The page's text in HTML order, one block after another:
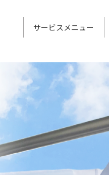
サービスメニュー